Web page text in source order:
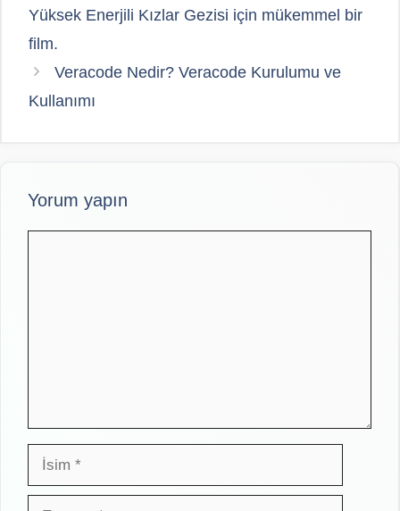
Yüksek Enerjili Kızlar Gezisi için mükemmel bir
film.
Veracode Nedir? Veracode Kurulumu ve
Kullanımı
Yorum yapın
İsim